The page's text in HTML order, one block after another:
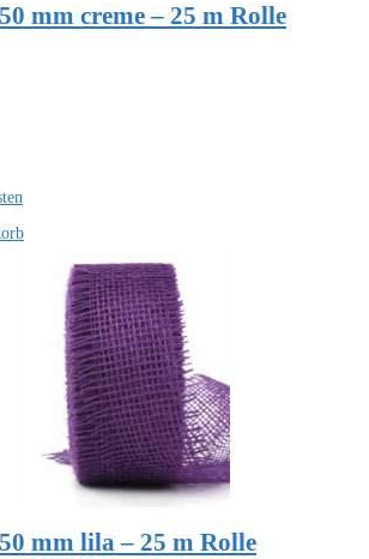
mm creme – 25 m Rolle
mm lila – 25 m Rolle